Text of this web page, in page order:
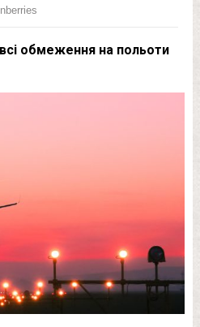
всі обмеження на польоти